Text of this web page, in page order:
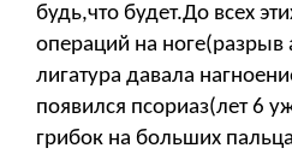
будь,что будет.До всех
операций на ноге(разрыв
лигатура давала
появился псориаз(лет 6
грибок на больших